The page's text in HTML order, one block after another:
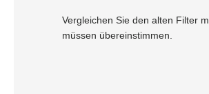
Vergleichen Sie den alten Filter
müssen übereinstimmen.